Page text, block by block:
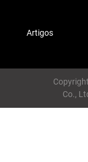
Artigos
Co.,